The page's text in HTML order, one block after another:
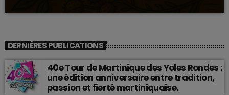
DERNIÈRES PUBLICATIONS
40e Tour de Martinique des Yoles Rondes :
une édition anniversaire entre tradition,
passion et fierté martiniquaise.